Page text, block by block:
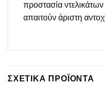
προστασία
απαιτούν άριστη
ΣΧΕΤΙΚΆ ΠΡΟΪΌΝΤΑ